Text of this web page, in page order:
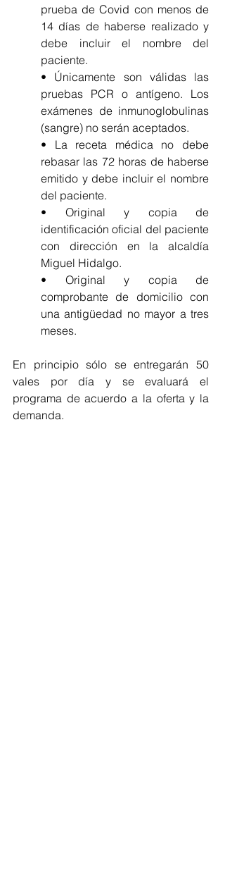
prueba de Covid con menos de
14 días de haberse realizado y
debe incluir el nombre del
paciente.
• Únicamente son válidas las
pruebas PCR o antígeno. Los
exámenes de inmunoglobulinas
(sangre) no serán aceptados.
• La receta médica no debe
rebasar las 72 horas de haberse
emitido y debe incluir el nombre
del paciente.
• Original y copia de
identificación oficial del paciente
con dirección en la alcaldía
Miguel Hidalgo.
• Original y copia de
comprobante de domicilio con
una antigüedad no mayor a tres
meses.
En principio sólo se entregarán 50
vales por día y se evaluará el
programa de acuerdo a la oferta y la
demanda.